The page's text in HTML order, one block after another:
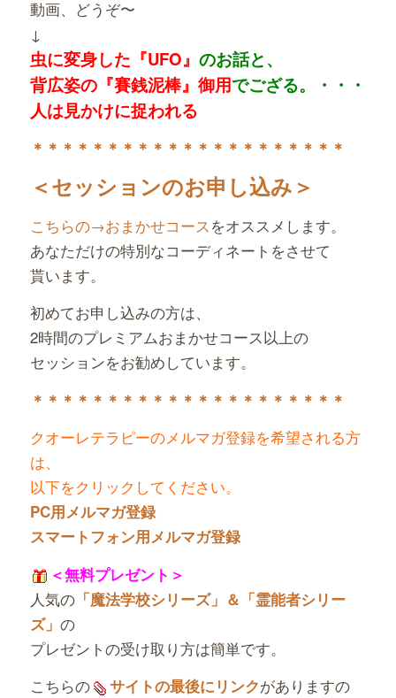
動画、どうぞ〜
↓
虫に変身した『UFO』 のお話と、
背広姿の『賽銭泥棒』御用でござる。・・・
人は見かけに捉われる
＊＊＊＊＊＊＊＊＊＊＊＊＊ ＊＊＊＊＊＊＊＊
＜セッションのお申し込み＞
こちらの→おまかせコースをオススメします。
あなただけの特別なコーディネートをさせて
貰います。
初めてお申し込みの方は、
2時間のプレミアムおまかせコース以上の
セッションをお勧めしています。
＊＊＊＊＊＊＊＊＊＊＊＊＊＊＊＊＊＊＊＊＊
クオーレテラピーのメルマガ登録を希望される方
は、
以下をクリックしてください。
PC用メルマガ登録
スマートフォン用メルマガ登録
＜無料プレゼント＞
人気の「魔法学校シリーズ」＆「霊能者シリー
ズ」 の
プレゼントの受け取り方は簡単です。
こちらの
サイトの最後にリンクがありますの